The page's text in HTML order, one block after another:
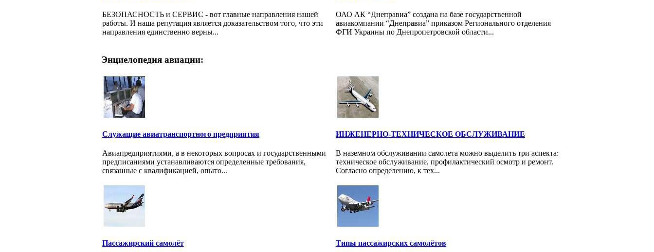
БЕЗОПАСНОСТЬ и СЕРВИС - вот главные направления нашей
работы. И наша репутация является доказательством того, что эти
направления единственно верны...
ОАО АК “Днеправиа” создана на базе государственной
авиакомпании “Днеправиа” приказом Регионального отделения
ФГИ Украины по Днепропетровской области...
Энциелопедия авиации:
Служащие авиатранспортного предприятия
Авиапредприятиями, а в некоторых вопросах и государственными
предписаниями устанавливаются определенные требования,
связанные с квалификацией, опыто...
ИНЖЕНЕРНО-ТЕХНИЧЕСКОЕ ОБСЛУЖИВАНИЕ
В наземном обслуживании самолета можно выделить три аспекта:
техническое обслуживание, профилактический осмотр и ремонт.
Согласно определению, к тех...
Пассажирский самолёт Типы пассажирских самолётов